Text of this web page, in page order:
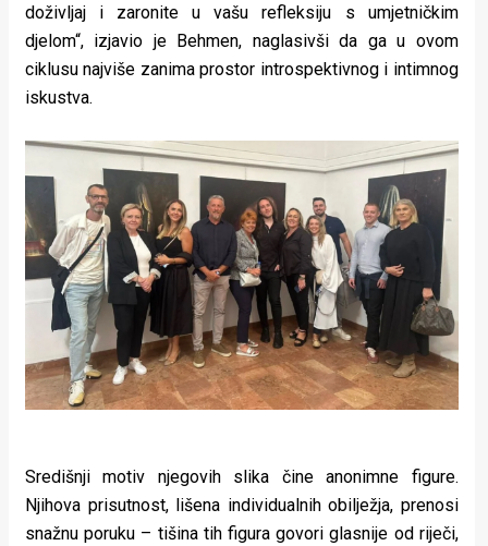
Urban
Magazin
doživljaj i zaronite u vašu refleksiju s umjetničkim
djelom“, izjavio je Behmen, naglasivši da ga u ovom
ciklusu najviše zanima prostor introspektivnog i intimnog
iskustva.
Središnji motiv njegovih slika čine anonimne figure.
Njihova prisutnost, lišena individualnih obilježja, prenosi
snažnu poruku – tišina tih figura govori glasnije od riječi,